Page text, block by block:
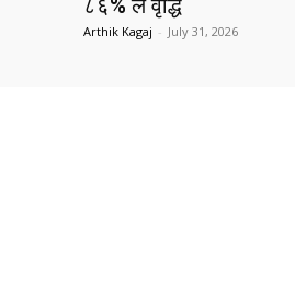
८६% ले वृद्धि
Arthik Kagaj - July 31, 2026